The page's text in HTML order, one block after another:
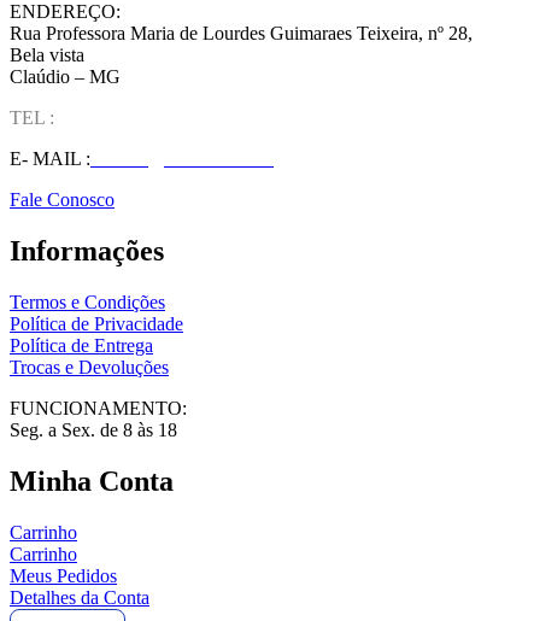
ENDEREÇO:
Rua Professora Maria de Lourdes Guimaraes Teixeira, nº 28,
Bela vista
Claúdio – MG
TEL :
E- MAIL :
Fale Conosco
Informações
Termos e Condições
Política de Privacidade
Política de Entrega
Trocas e Devoluções
FUNCIONAMENTO:
Seg. a Sex. de 8 às 18
Minha Conta
Carrinho
Carrinho
Meus Pedidos
Detalhes da Conta